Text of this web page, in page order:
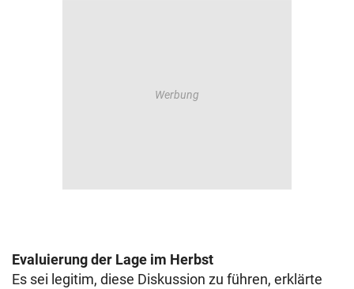
Evaluierung der Lage im Herbst
Es sei legitim, diese Diskussion zu führen, erklärte